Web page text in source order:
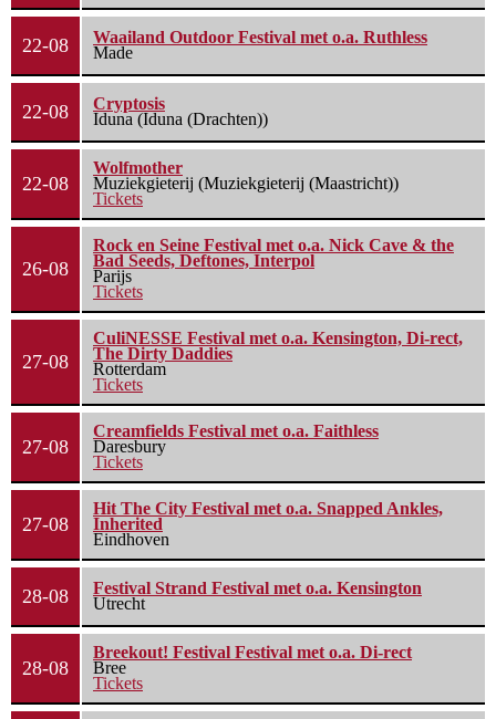
22-08
Waailand Outdoor Festival met o.a. Ruthless
Made
22-08
Cryptosis
Iduna (Iduna (Drachten))
22-08
Wolfmother
Muziekgieterij (Muziekgieterij (Maastricht))
Tickets
26-08
Rock en Seine Festival met o.a. Nick Cave & the
Bad Seeds, Deftones, Interpol
Parijs
Tickets
27-08
CuliNESSE Festival met o.a. Kensington, Di-rect,
The Dirty Daddies
Rotterdam
Tickets
27-08
Creamfields Festival met o.a. Faithless
Daresbury
Tickets
27-08
Hit The City Festival met o.a. Snapped Ankles,
Inherited
Eindhoven
28-08
Festival Strand Festival met o.a. Kensington
Utrecht
28-08
Breekout! Festival Festival met o.a. Di-rect
Bree
Tickets